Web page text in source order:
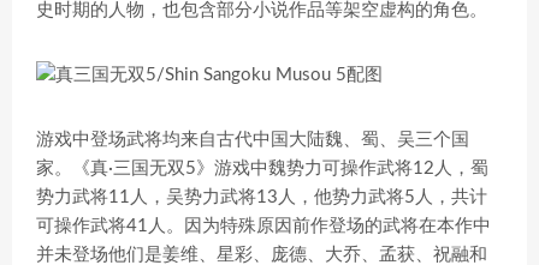
史时期的人物，也包含部分小说作品等架空虚构的角色。
游戏中登场武将均来自古代中国大陆魏、蜀、吴三个国
家。《真·三国无双5》游戏中魏势力可操作武将12人，蜀
势力武将11人，吴势力武将13人，他势力武将5人，共计
可操作武将41人。因为特殊原因前作登场的武将在本作中
并未登场他们是姜维、星彩、庞德、大乔、孟获、祝融和